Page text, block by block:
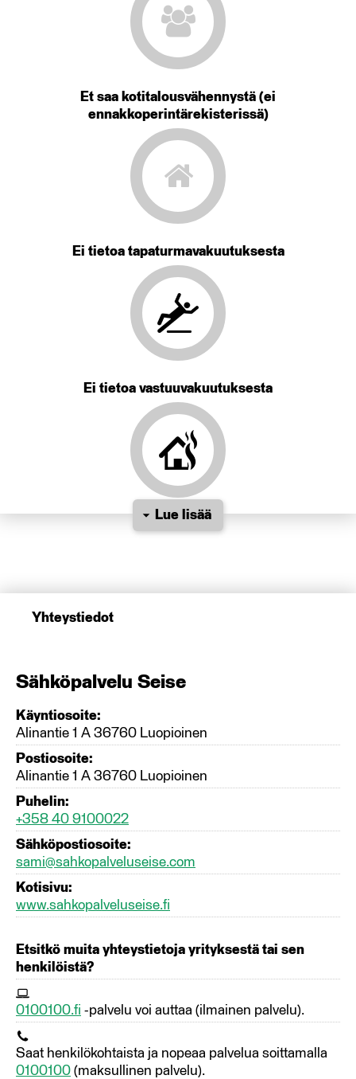
Et saa kotitalousvähennystä (ei
ennakkoperintärekisterissä)
Ei tietoa tapaturmavakuutuksesta
Ei tietoa vastuuvakuutuksesta
Lue lisää
Yhteystiedot
Sähköpalvelu Seise
Käyntiosoite:
Alinantie 1 A 36760 Luopioinen
Postiosoite:
Alinantie 1 A 36760 Luopioinen
Puhelin:
+358 40 9100022
Sähköpostiosoite:
sami@sahkopalveluseise.com
Kotisivu:
www.sahkopalveluseise.fi
Etsitkö muita yhteystietoja yrityksestä tai sen
henkilöistä?
0100100.fi -palvelu voi auttaa (ilmainen palvelu).
Saat henkilökohtaista ja nopeaa palvelua soittamalla
0100100 (maksullinen palvelu).